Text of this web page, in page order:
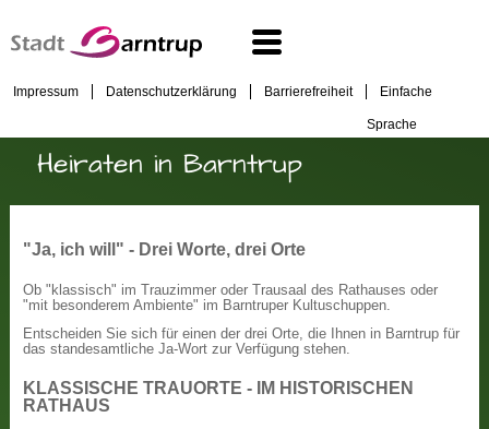
Impressum Datenschutzerklärung Barrierefreiheit Einfache
Sprache
Heiraten in Barntrup
"Ja, ich will" - Drei Worte, drei Orte
Ob "klassisch" im Trauzimmer oder Trausaal des Rathauses oder
"mit besonderem Ambiente" im Barntruper Kultuschuppen.
Entscheiden Sie sich für einen der drei Orte, die Ihnen in Barntrup für
das standesamtliche Ja-Wort zur Verfügung stehen.
KLASSISCHE TRAUORTE - IM HISTORISCHEN
RATHAUS